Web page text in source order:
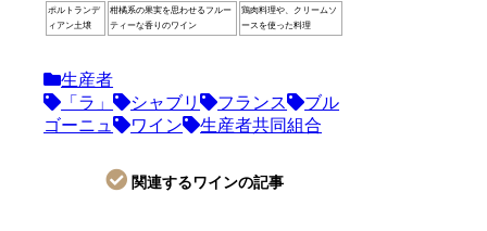
ポルトランデ
ィアン土壌
柑橘系の果実を思わせるフルー
ティーな香りのワイン
鶏肉料理や、クリームソ
ースを使った料理
生産者
「ラ」
シャブリ フランス
ブル
ゴーニュ
ワイン 生産者共同組合
関連するワインの記事